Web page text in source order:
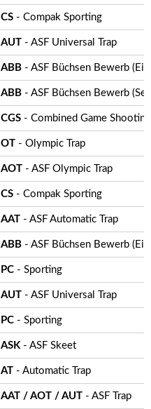
CS - Compak Sporting
AUT - ASF Universal Trap
ABB - ASF Büchsen Bewerb
ABB - ASF Büchsen Bewerb
CGS - Combined Game
OT - Olympic Trap
AOT - ASF Olympic Trap
CS - Compak Sporting
AAT - ASF Automatic Trap
ABB - ASF Büchsen Bewerb
PC - Sporting
AUT - ASF Universal Trap
PC - Sporting
ASK- ASF Skeet
AT - Automatic Trap
AAT / AOT / AUT - ASF Trap